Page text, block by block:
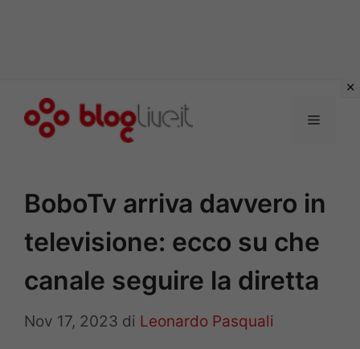
Menu
BoboTv arriva davvero in
televisione: ecco su che
canale seguire la diretta
Nov 17, 2023 di Leonardo Pasquali